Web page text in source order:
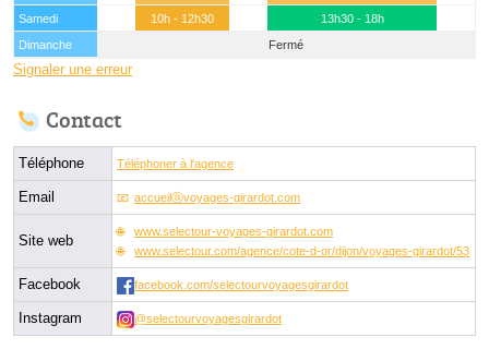
Samedi
10h - 12h30
13h30 - 18h
Dimanche
Fermé
Signaler une erreur
Contact
Téléphone Téléphoner à l'agence
Email accueilⓐvoyages-girardot.com
Site web
www.selectour-voyages-girardot.com
www.selectour.com/agence/cote-d-or/dijon/voyages-girardot/53
Facebook facebook.com/selectourvoyagesgirardot
Instagram @selectourvoyagesgirardot